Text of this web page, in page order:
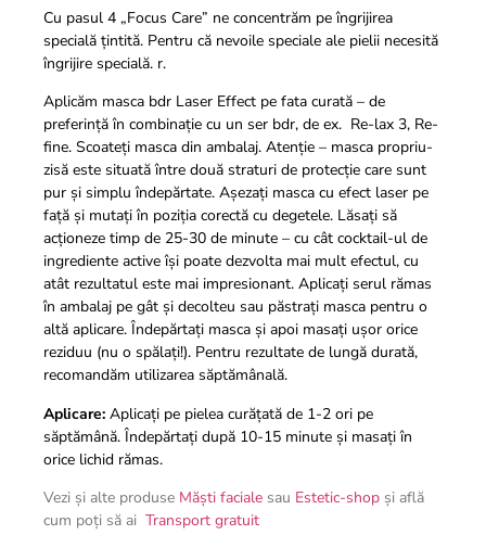
Cu pasul 4 „Focus Care” ne concentrăm pe îngrijirea
specială țintită. Pentru că nevoile speciale ale pielii necesită
îngrijire specială. r.
Aplicăm masca bdr Laser Effect pe fata curată – de
preferință în combinație cu un ser bdr, de ex. Re-lax 3, Re-
fine. Scoateți masca din ambalaj. Atenție – masca propriu-
zisă este situată între două straturi de protecție care sunt
pur și simplu îndepărtate. Așezați masca cu efect laser pe
față și mutați în poziția corectă cu degetele. Lăsați să
acționeze timp de 25-30 de minute – cu cât cocktail-ul de
ingrediente active își poate dezvolta mai mult efectul, cu
atât rezultatul este mai impresionant. Aplicați serul rămas
în ambalaj pe gât și decolteu sau păstrați masca pentru o
altă aplicare. Îndepărtați masca și apoi masați ușor orice
reziduu (nu o spălați!). Pentru rezultate de lungă durată,
recomandăm utilizarea săptămânală.
Aplicare: Aplicați pe pielea curățată de 1-2 ori pe
săptămână. Îndepărtați după 10-15 minute și masați în
orice lichid rămas.
Vezi și alte produse Măști faciale sau Estetic-shop și află
cum poți să ai Transport gratuit